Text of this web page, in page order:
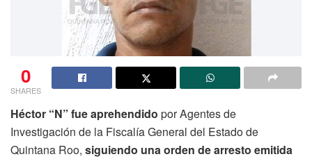
0
SHARES
Héctor “N” fue aprehendido por Agentes de
Investigación de la Fiscalía General del Estado de
Quintana Roo, siguiendo una orden de arresto emitida